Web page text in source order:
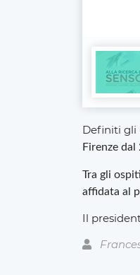
Definiti gli
Firenze
Tra gli
affidata al
Il